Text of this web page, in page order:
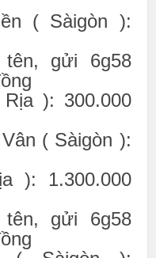
( Sàigòn ):
gửi 6g58
): 300.000
( Sàigòn ):
): 1.300.000
gửi 6g58